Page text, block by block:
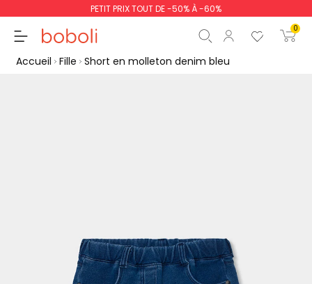
PETIT PRIX TOUT DE -50% À -60%
0
Accueil Fille Short en molleton denim bleu